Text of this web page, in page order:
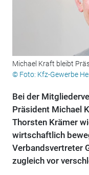
Michael Kraft bleibt
© Foto: Kfz-Gewerbe
Bei der
Präsident Michael
Thorsten Krämer
wirtschaftlich
Verbandsvertreter
zugleich vor